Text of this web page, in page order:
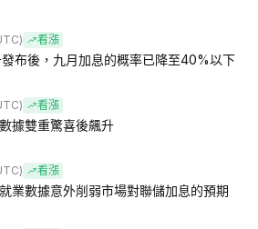
看漲
發布後，九月加息的概率已降至40%以下
看漲
據雙重驚喜後飆升
看漲
業數據意外削弱市場對聯儲加息的預期